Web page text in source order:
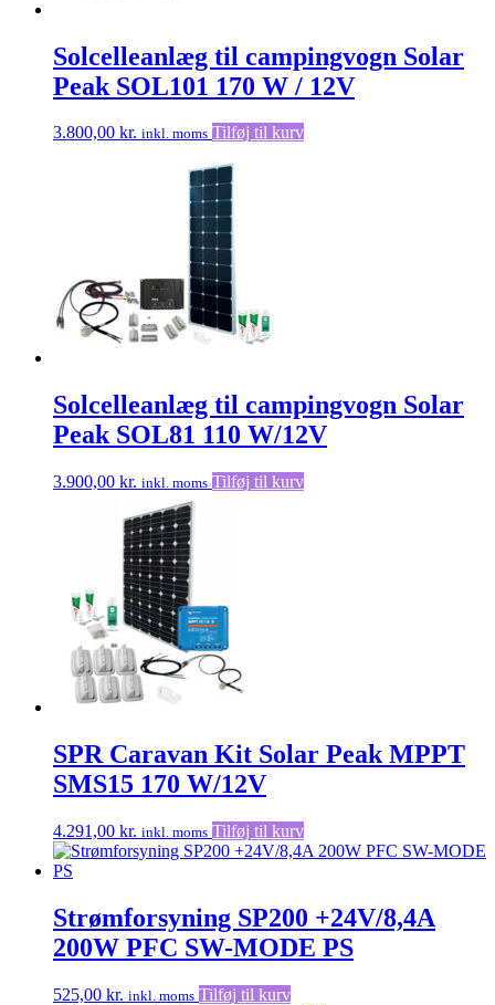
Solcelleanlæg til campingvogn Solar
Peak SOL101 170 W / 12V
3.800,00 kr. inkl. moms Tilføj til kurv
Solcelleanlæg til campingvogn Solar
Peak SOL81 110 W/12V
3.900,00 kr. inkl. moms Tilføj til kurv
SPR Caravan Kit Solar Peak MPPT
SMS15 170 W/12V
4.291,00 kr. inkl. moms Tilføj til kurv
Strømforsyning SP200 +24V/8,4A
200W PFC SW-MODE PS
525,00 kr. inkl. moms Tilføj til kurv